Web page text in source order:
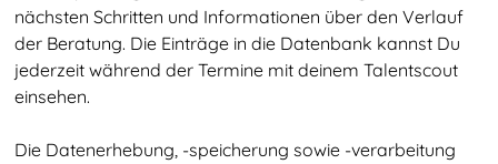
nächsten Schritten und Informationen über den Verlauf
der Beratung. Die Einträge in die Datenbank kannst Du
jederzeit während der Termine mit deinem Talentscout
einsehen.
Die Datenerhebung, -speicherung sowie -verarbeitung